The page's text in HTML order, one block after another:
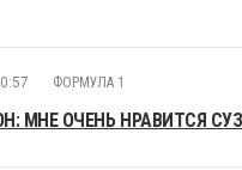
ФОРМУЛА 1
МНЕ ОЧЕНЬ НРАВИТСЯ